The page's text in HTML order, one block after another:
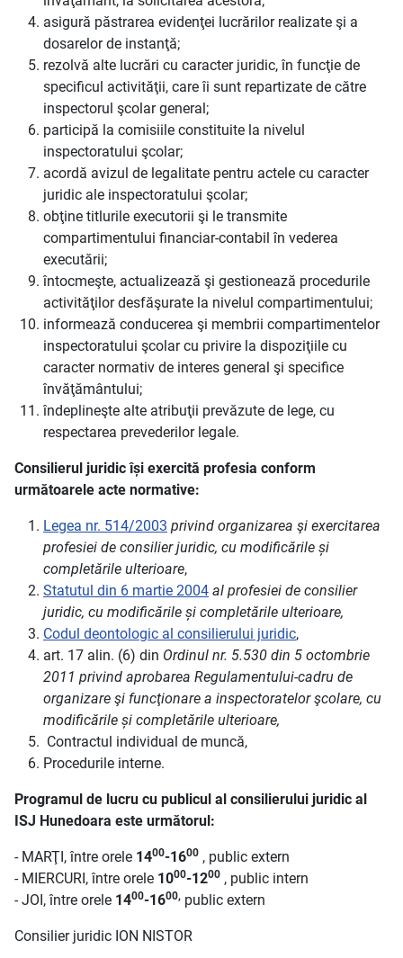
asigură păstrarea evidenţei lucrărilor realizate şi a
dosarelor de instanţă;
rezolvă alte lucrări cu caracter juridic, în funcţie de
specificul activităţii, care îi sunt repartizate de către
inspectorul şcolar general;
participă la comisiile constituite la nivelul
inspectoratului şcolar;
acordă avizul de legalitate pentru actele cu caracter
juridic ale inspectoratului şcolar;
obţine titlurile executorii şi le transmite
compartimentului financiar-contabil în vederea
executării;
întocmeşte, actualizează şi gestionează procedurile
activităţilor desfăşurate la nivelul compartimentului;
informează conducerea şi membrii compartimentelor
inspectoratului şcolar cu privire la dispoziţiile cu
caracter normativ de interes general şi specifice
învăţământului;
îndeplineşte alte atribuţii prevăzute de lege, cu
respectarea prevederilor legale.
Consilierul juridic își exercită profesia conform
următoarele acte normative:
Legea nr. 514/2003 privind organizarea şi exercitarea
profesiei de consilier juridic, cu modificările și
completările ulterioare,
Statutul din 6 martie 2004 al profesiei de consilier
juridic, cu modificările și completările ulterioare,
Codul deontologic al consilierului juridic,
art. 17 alin. (6) din Ordinul nr. 5.530 din 5 octombrie
2011 privind aprobarea Regulamentului-cadru de
organizare şi funcţionare a inspectoratelor şcolare, cu
modificările și completările ulterioare,
Contractul individual de muncă,
Procedurile interne.
Programul de lucru cu publicul al consilierului juridic al
ISJ Hunedoara este următorul:
- MARŢI, între orele 1400-1600 , public extern
- MIERCURI, între orele 1000-1200 , public intern
- JOI, între orele 1400-1600, public extern
Consilier juridic ION NISTOR